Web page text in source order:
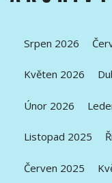
Srpen 2026
Květen 2026
Únor 2026
Listopad 2025
Červen 2025